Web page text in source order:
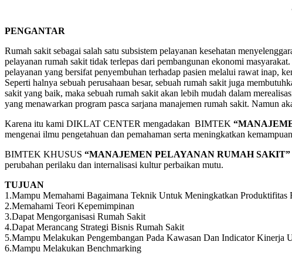
PENGANTAR
Rumah sakit sebagai salah satu subsistem pelayanan kesehatan
pelayanan rumah sakit tidak terlepas dari pembangunan ekonomi
pelayanan yang bersifat penyembuhan terhadap pasien melalui rawat inap,
Seperti halnya sebuah perusahaan besar, sebuah rumah sakit juga
sakit yang baik, maka sebuah rumah sakit akan lebih mudah dalam
yang menawarkan program pasca sarjana manajemen rumah sakit. Namun
Karena itu kami DIKLAT CENTER mengadakan BIMTEK
mengenai ilmu pengetahuan dan pemahaman serta meningkatkan
BIMTEK KHUSUS “MANAJEMEN PELAYANAN RUMAH SAKIT”
perubahan perilaku dan internalisasi kultur perbaikan mutu.
TUJUAN
1.Mampu Memahami Bagaimana Teknik Untuk Meningkatkan Produktifitas
2.Memahami Teori Kepemimpinan
3.Dapat Mengorganisasi Rumah Sakit
4.Dapat Merancang Strategi Bisnis Rumah Sakit
5.Mampu Melakukan Pengembangan Pada Kawasan Dan Indicator Kinerja
6.Mampu Melakukan Benchmarking